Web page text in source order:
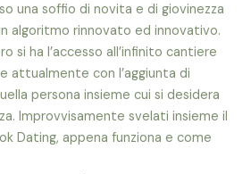
una soffio di novita e di giovinezza
algoritmo rinnovato ed innovativo.
si ha l’accesso all’infinito cantiere
attualmente con l’aggiunta di
persona insieme cui si desidera
Improvvisamente svelati insieme il
Dating, appena funziona e come